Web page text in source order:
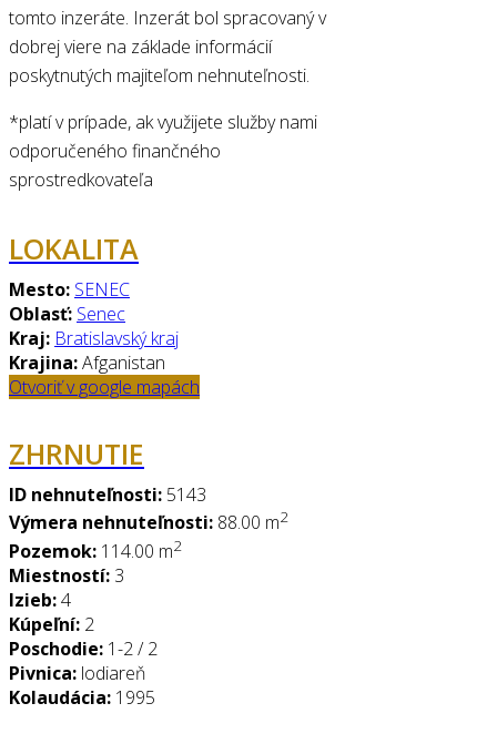
tomto inzeráte. Inzerát bol spracovaný v
dobrej viere na základe informácií
poskytnutých majiteľom nehnuteľnosti.
*platí v prípade, ak využijete služby nami
odporučeného finančného
sprostredkovateľa
LOKALITA
Mesto: SENEC
Oblasť: Senec
Kraj: Bratislavský kraj
Krajina:Afganistan
Otvoriť v google mapách
ZHRNUTIE
ID nehnuteľnosti: 5143
Výmera nehnuteľnosti: 88.00 m2
Pozemok: 114.00 m2
Miestností: 3
Izieb:4
Kúpeľní: 2
Poschodie: 1-2 / 2
Pivnica: lodiareň
Kolaudácia: 1995